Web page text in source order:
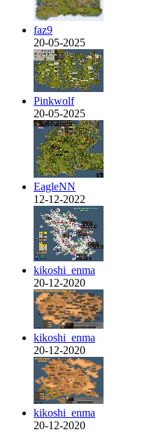
faz9
20-05-2025
Pinkwolf
20-05-2025
EagleNN
12-12-2022
kikoshi_enma
20-12-2020
kikoshi_enma
20-12-2020
kikoshi_enma
20-12-2020